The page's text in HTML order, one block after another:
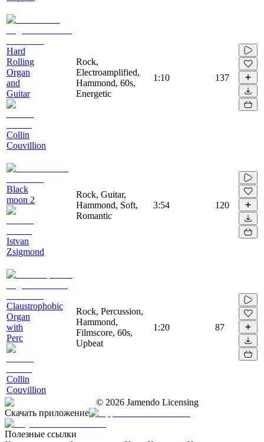
Hard
Rolling
Organ
and
Guitar
Collin
Couvillion
Rock,
Electroamplified,
Hammond, 60s,
Energetic
1:10 137
Black
moon 2
Istvan
Zsigmond
Rock, Guitar,
Hammond, Soft,
Romantic
3:54 120
Claustrophobic
Organ
with
Perc
Collin
Couvillion
Rock, Percussion,
Hammond,
Filmscore, 60s,
Upbeat
1:20 87
© 2026 Jamendo Licensing
Скачать приложение
Полезные ссылки